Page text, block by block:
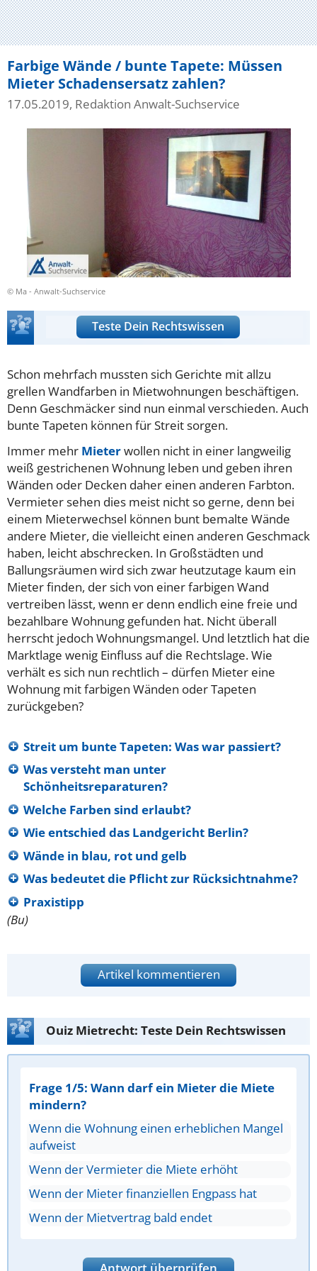
Farbige Wände / bunte Tapete: Müssen
Mieter Schadensersatz zahlen?
17.05.2019, Redaktion Anwalt-Suchservice
© Ma - Anwalt-Suchservice
Teste Dein Rechtswissen
Schon mehrfach mussten sich Gerichte mit allzu
grellen Wandfarben in Mietwohnungen beschäftigen.
Denn Geschmäcker sind nun einmal verschieden. Auch
bunte Tapeten können für Streit sorgen.
Immer mehr Mieterwollen nicht in einer langweilig
weiß gestrichenen Wohnung leben und geben ihren
Wänden oder Decken daher einen anderen Farbton.
Vermieter sehen dies meist nicht so gerne, denn bei
einem Mieterwechsel können bunt bemalte Wände
andere Mieter, die vielleicht einen anderen Geschmack
haben, leicht abschrecken. In Großstädten und
Ballungsräumen wird sich zwar heutzutage kaum ein
Mieter finden, der sich von einer farbigen Wand
vertreiben lässt, wenn er denn endlich eine freie und
bezahlbare Wohnung gefunden hat. Nicht überall
herrscht jedoch Wohnungsmangel. Und letztlich hat die
Marktlage wenig Einfluss auf die Rechtslage. Wie
verhält es sich nun rechtlich – dürfen Mieter eine
Wohnung mit farbigen Wänden oder Tapeten
zurückgeben?
Streit um bunte Tapeten: Was war passiert?
Was versteht man unter
Schönheitsreparaturen?
Welche Farben sind erlaubt?
Wie entschied das Landgericht Berlin?
Wände in blau, rot und gelb
Was bedeutet die Pflicht zur Rücksichtnahme?
Praxistipp
(Bu)
Artikel kommentieren
Ouiz Mietrecht: Teste Dein Rechtswissen
Frage 1/5: Wann darf ein Mieter die Miete
mindern?
Wenn die Wohnung einen erheblichen Mangel
aufweist
Wenn der Vermieter die Miete erhöht
Wenn der Mieter finanziellen Engpass hat
Wenn der Mietvertrag bald endet
Antwort überprüfen